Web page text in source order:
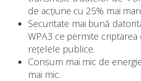
de acțiune cu 25% mai
Securitate mai bună
WPA3 ce permite
rețelele publice.
Consum mai mic de
mai mic.